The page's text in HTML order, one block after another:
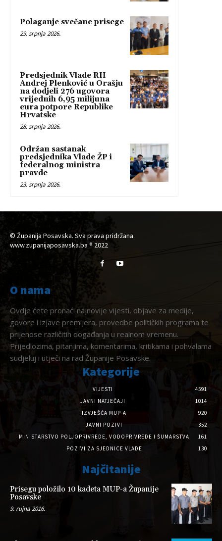
Polaganje svečane prisege
29. srpnja 2026.
Predsjednik Vlade RH
Andrej Plenković u Orašju
na dodjeli 276 ugovora
vrijednih 6,95 milijuna
eura potpore Republike
Hrvatske
28. srpnja 2026.
Održan sastanak
predsjednika Vlade ŽP i
federalnog ministra
pravde
23. srpnja 2026.
© Županija Posavska. Sva prava pridržana.
www.zupanijaposavska.ba ® 2022
O nama
Ovdje ćete pronaći najnovije vijesti, objave za medije,
govore i izjave premijera, provedbe političkih programa te
prijenose različitih događanja u realnom vremenu.
Prijedlozima, pitanjima, komentarima, kritikama i pohvalama
sudjeluj i utječi na rad Županije Posavske.
Kategorije
VIJESTI
4591
JAVNI NATJEČAJI
1014
IZVJEŠĆA MUP-A
920
JAVNI POZIVI
352
MINISTARSTVO POLJOPRIVREDE, VODOPRIVREDE I ŠUMARSTVA
161
POZIVI ZA SJEDNICE VLADE
130
Najčitanije
Prisegu položilo 10 kadeta MUP-a Županije
Posavske
9. rujna 2016.